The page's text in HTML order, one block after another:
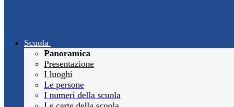
Scuola
Panoramica
Presentazione
I luoghi
Le persone
I numeri della scuola